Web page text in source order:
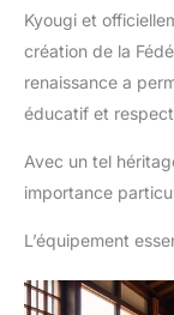
Kyougi et
création de la
renaissance a
éducatif et
Avec un tel
importance
L’équipement